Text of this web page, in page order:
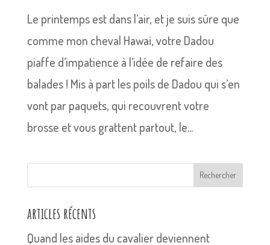
Le printemps est dans l’air, et je suis sûre que
comme mon cheval Hawaï, votre Dadou
piaffe d’impatience à l’idée de refaire des
balades ! Mis à part les poils de Dadou qui s’en
vont par paquets, qui recouvrent votre
brosse et vous grattent partout, le...
Rechercher
articles récents
Quand les aides du cavalier deviennent